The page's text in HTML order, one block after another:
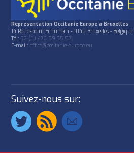
Représentation Occitanie Europe à Bruxelles
14 Rond-point Schuman - 1040 Bruxelles - Belgique
Tél:32 (0) 476 89 35 57
E-mail:office@occitanie-europe.eu
Suivez-nous sur: